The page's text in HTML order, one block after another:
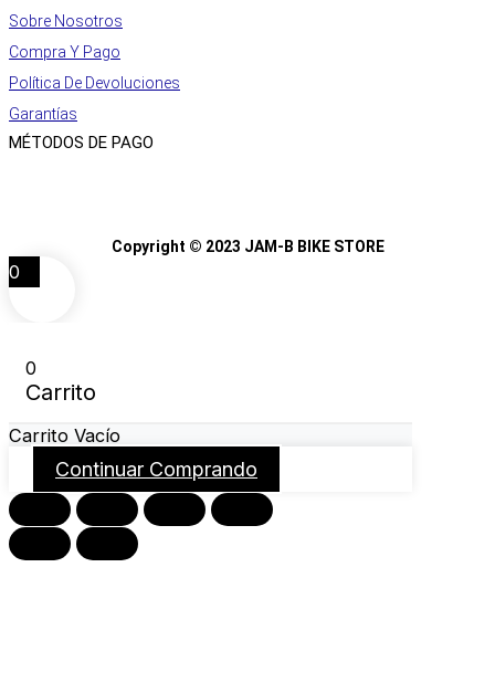
Sobre Nosotros
Compra Y Pago
Política De Devoluciones
Garantías
MÉTODOS DE PAGO
Copyright © 2023 JAM-B BIKE STORE
0
0
Carrito
Carrito Vacío
Continuar Comprando